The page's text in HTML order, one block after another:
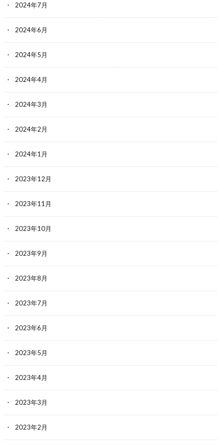
2024年7月
2024年6月
2024年5月
2024年4月
2024年3月
2024年2月
2024年1月
2023年12月
2023年11月
2023年10月
2023年9月
2023年8月
2023年7月
2023年6月
2023年5月
2023年4月
2023年3月
2023年2月